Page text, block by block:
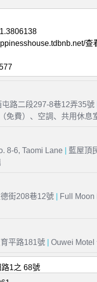
查
屯路二段297-8巷12弄35號
免費）、空調、共用休息
8-6, Taomi Lane
藍屋頂
街208巷12號
Full Moon
平路181號 Ouwei Motel
1之 68號